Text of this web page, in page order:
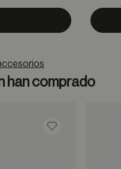
to
han comprado
Guardar en